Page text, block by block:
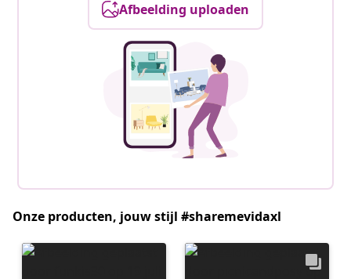
Afbeelding uploaden
Onze producten, jouw stijl #sharemevidaxl